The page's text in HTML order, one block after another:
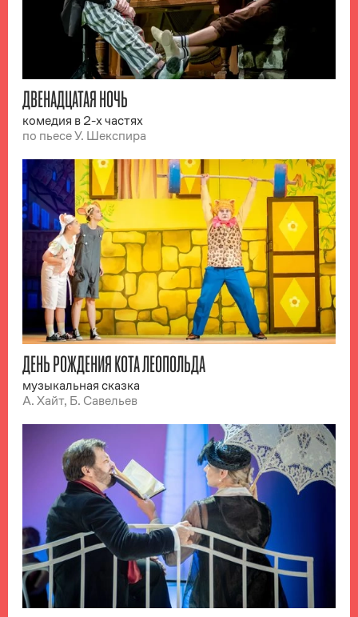
ДВЕНАДЦАТАЯ НОЧЬ
комедия в 2-х частях
по пьесе У. Шекспира
ДЕНЬ РОЖДЕНИЯ КОТА ЛЕОПОЛЬДА
музыкальная сказка
А. Хайт, Б. Савельев